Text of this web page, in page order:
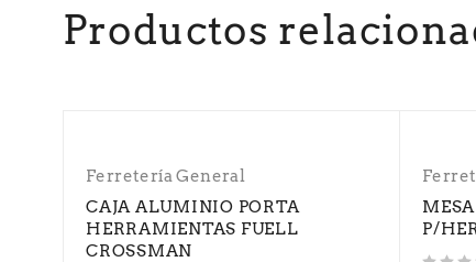
Productos
Ferretería General
CAJA ALUMINIO PORTA
HERRAMIENTAS FUELL
CROSSMAN
P/